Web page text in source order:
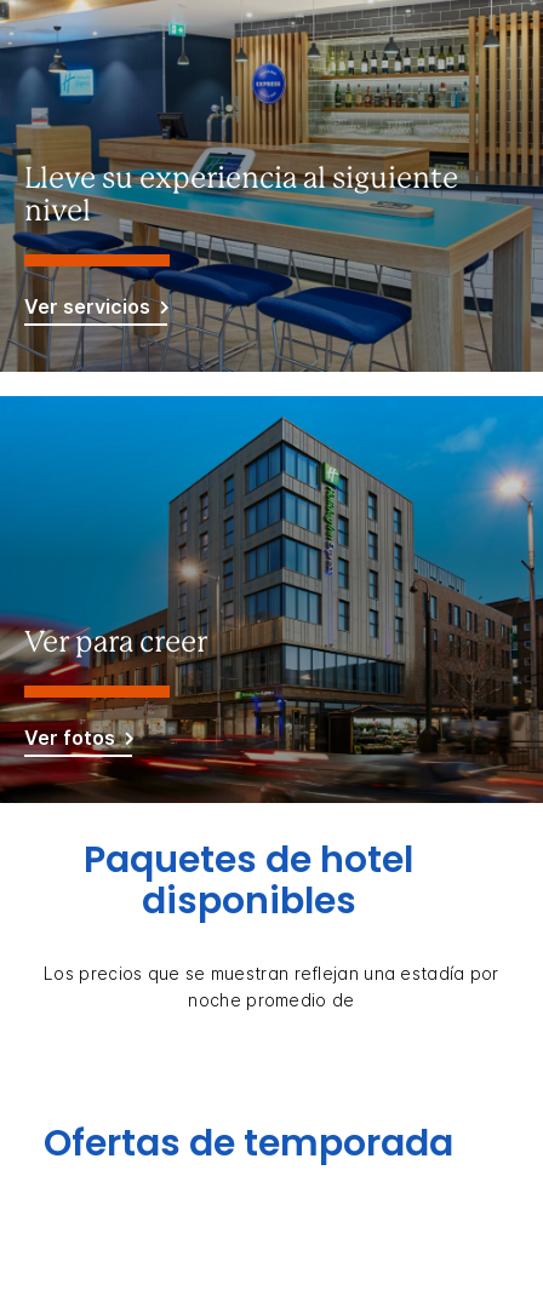
Lleve su experiencia al siguiente
nivel
Ver servicios
Ver para creer
Ver fotos
Paquetes de hotel
disponibles
Los precios que se muestran reflejan una estadía por
noche promedio de
Ofertas de temporada